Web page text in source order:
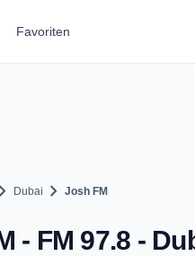
Favoriten
chevron_right Dubai chevron_right Josh FM
- FM 97.8 -